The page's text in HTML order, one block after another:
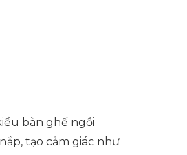
bàn ghế ngồi
tạo cảm giác như